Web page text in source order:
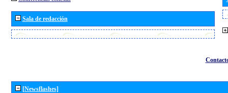
Sala de redacción
[Newsflashes]